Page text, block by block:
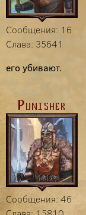
Сообщения: 16
Слава: 35641
его убивают.
Punisher
Сообщения: 46